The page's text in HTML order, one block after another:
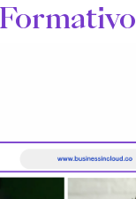
Formativo